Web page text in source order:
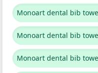
Monoart dental bib
Monoart dental bib
Monoart dental bib